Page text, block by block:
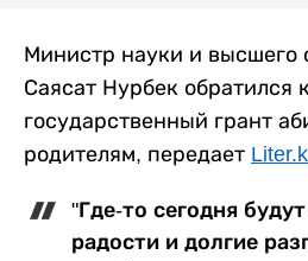
Министр науки и высшего
Саясат Нурбек обратился
государственный грант
родителям, передает
"Где-то сегодня
радости и долгие